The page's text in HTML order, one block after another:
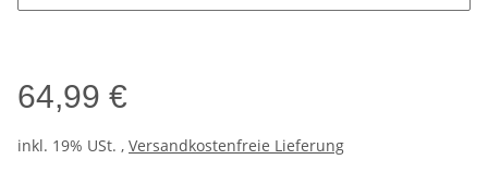
64,99 €
inkl. 19% USt. , Versandkostenfreie Lieferung